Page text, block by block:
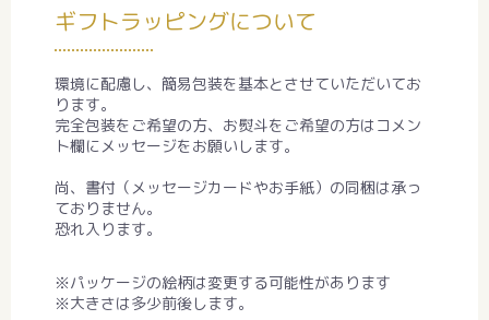
ギフトラッピングについて
環境に配慮し、簡易包装を基本とさせていただいてお
ります。
完全包装をご希望の方、お熨斗をご希望の方はコメン
ト欄にメッセージをお願いします。
尚、書付（メッセージカードやお手紙）の同梱は承っ
ておりません。
恐れ入ります。
※パッケージの絵柄は変更する可能性があります
※大きさは多少前後します。